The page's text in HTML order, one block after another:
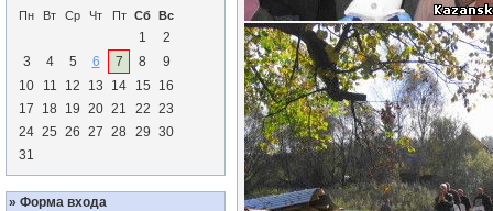
Пн Вт Ср Чт Пт Сб Вс
1
2
3
4 5 6 7 8
9
10
11 12 13 14 15
16
17
18 19 20 21 22 23
24 25 26 27 28 29 30
31
» Форма входа